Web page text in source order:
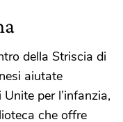
della Striscia di
aiutate
per l’infanzia,
che offre